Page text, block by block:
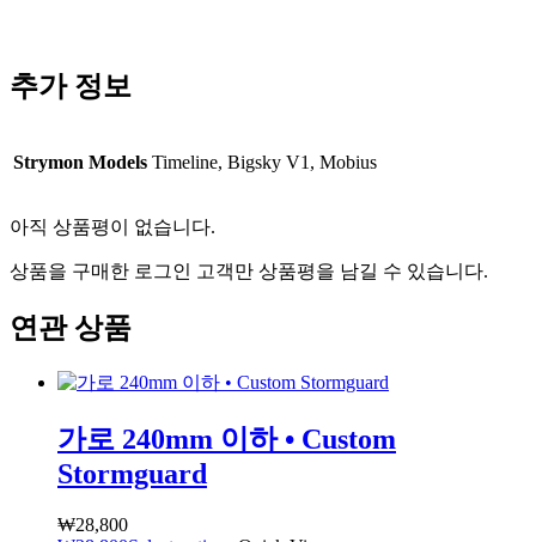
추가 정보
Strymon Models Timeline, Bigsky V1, Mobius
아직 상품평이 없습니다.
상품을 구매한 로그인 고객만 상품평을 남길 수 있습니다.
연관 상품
가로 240mm 이하 • Custom
Stormguard
₩28,800